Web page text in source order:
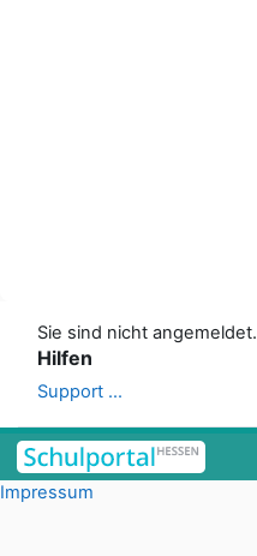
Sie sind nicht
Hilfen
Support ...
Impressum